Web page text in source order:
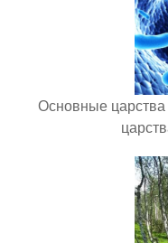
Основные